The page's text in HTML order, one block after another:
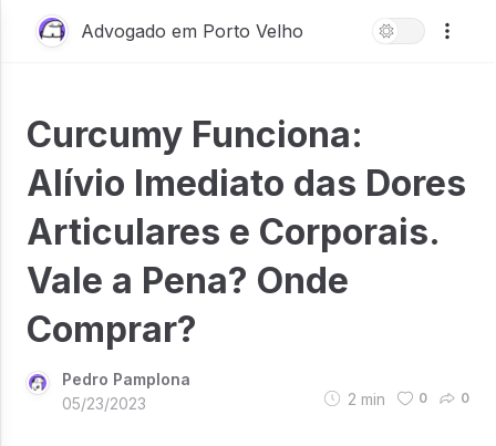
Advogado em Porto Velho
Curcumy Funciona:
Alívio Imediato das Dores
Articulares e Corporais.
Vale a Pena? Onde
Comprar?
Pedro Pamplona
05/23/2023
2 min 0 0